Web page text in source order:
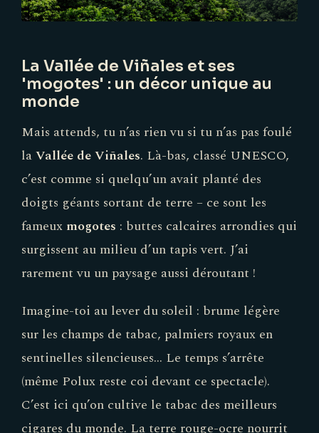
La Vallée de Viñales et ses
'mogotes' : un décor unique au
monde
Mais attends, tu n’as rien vu si tu n’as pas foulé
laVallée de Viñales. Là-bas, classé UNESCO,
c’est comme si quelqu’un avait planté des
doigts géants sortant de terre – ce sont les
fameux mogotes : buttes calcaires arrondies qui
surgissent au milieu d’un tapis vert. J’ai
rarement vu un paysage aussi déroutant !
Imagine-toi au lever du soleil : brume légère
sur les champs de tabac, palmiers royaux en
sentinelles silencieuses… Le temps s’arrête
(même Polux reste coi devant ce spectacle).
C’est ici qu’on cultive le tabac des meilleurs
cigares du monde. La terre rouge-ocre nourrit